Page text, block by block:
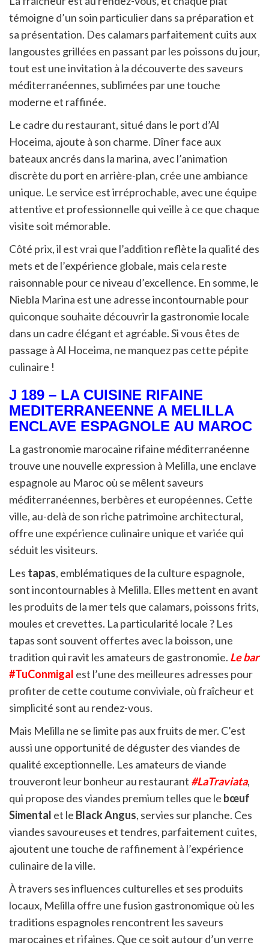
témoigne d’un soin particulier dans sa préparation et
sa présentation. Des calamars parfaitement cuits aux
langoustes grillées en passant par les poissons du jour,
tout est une invitation à la découverte des saveurs
méditerranéennes, sublimées par une touche
moderne et raffinée.
Le cadre du restaurant, situé dans le port d’Al
Hoceima, ajoute à son charme. Dîner face aux
bateaux ancrés dans la marina, avec l’animation
discrète du port en arrière-plan, crée une ambiance
unique. Le service est irréprochable, avec une équipe
attentive et professionnelle qui veille à ce que chaque
visite soit mémorable.
Côté prix, il est vrai que l’addition reflète la qualité des
mets et de l’expérience globale, mais cela reste
raisonnable pour ce niveau d’excellence. En somme, le
Niebla Marina est une adresse incontournable pour
quiconque souhaite découvrir la gastronomie locale
dans un cadre élégant et agréable. Si vous êtes de
passage à Al Hoceima, ne manquez pas cette pépite
culinaire !
J 189 – LA CUISINE RIFAINE
MEDITERRANEENNE A MELILLA
ENCLAVE ESPAGNOLE AU MAROC
La gastronomie marocaine rifaine méditerranéenne
trouve une nouvelle expression à Melilla, une enclave
espagnole au Maroc où se mêlent saveurs
méditerranéennes, berbères et européennes. Cette
ville, au-delà de son riche patrimoine architectural,
offre une expérience culinaire unique et variée qui
séduit les visiteurs.
Les tapas, emblématiques de la culture espagnole,
sont incontournables à Melilla. Elles mettent en avant
les produits de la mer tels que calamars, poissons frits,
moules et crevettes. La particularité locale ? Les
tapas sont souvent offertes avec la boisson, une
tradition qui ravit les amateurs de gastronomie. Le bar
#TuConmigal est l’une des meilleures adresses pour
profiter de cette coutume conviviale, où fraîcheur et
simplicité sont au rendez-vous.
Mais Melilla ne se limite pas aux fruits de mer. C’est
aussi une opportunité de déguster des viandes de
qualité exceptionnelle. Les amateurs de viande
trouveront leur bonheur au restaurant #LaTraviata,
qui propose des viandes premium telles que le bœuf
Simental et le Black Angus, servies sur planche. Ces
viandes savoureuses et tendres, parfaitement cuites,
ajoutent une touche de raffinement à l’expérience
culinaire de la ville.
À travers ses influences culturelles et ses produits
locaux, Melilla offre une fusion gastronomique où les
traditions espagnoles rencontrent les saveurs
marocaines et rifaines. Que ce soit autour d’un verre